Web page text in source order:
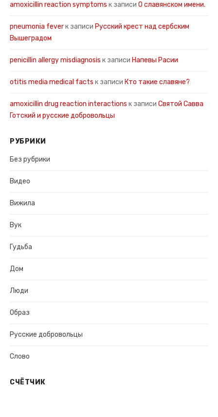
amoxicillin reaction symptoms к записи О славянском имени.
pneumonia feverк записи Русский крест над сербским
Вышеградом
penicillin allergy misdiagnosis к записи Напевы Расии
otitis media medical facts к записи Кто такие славяне?
amoxicillin drug reaction interactions к записи Святой Савва
Готский и русские добровольцы
РУБРИКИ
Без рубрики
Видео
Вижила
Вук
Гудьба
Дом
Люди
Образ
Русские добровольцы
Слово
СЧЁТЧИК